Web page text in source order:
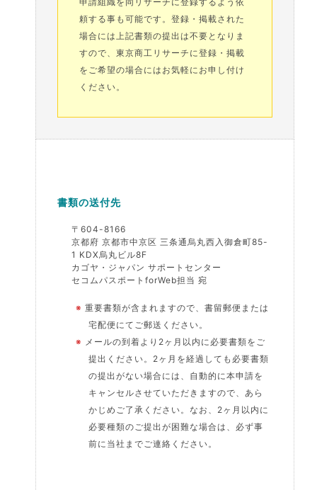
頼する事も可能です。登録・掲載された
場合には上記書類の提出は不要となりま
すので、東京商工リサーチに登録・掲載
をご希望の場合にはお気軽にお申し付け
ください。
書類の送付先
〒604-8166
京都府 京都市中京区 三条通烏丸西入御倉町85-
1 KDX烏丸ビル8F
カゴヤ・ジャパン サポートセンター
セコムパスポートforWeb担当 宛
※重要書類が含まれますので、書留郵便または
宅配便にてご郵送ください。
※ メールの到着より2ヶ月以内に必要書類をご
提出ください。2ヶ月を経過しても必要書類
の提出がない場合には、自動的に本申請を
キャンセルさせていただきますので、あら
かじめご了承ください。なお、2ヶ月以内に
必要種類のご提出が困難な場合は、必ず事
前に当社までご連絡ください。